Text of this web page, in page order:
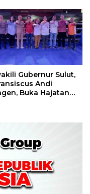
Gubernur Sulut,
Andi
Buka Hajatan